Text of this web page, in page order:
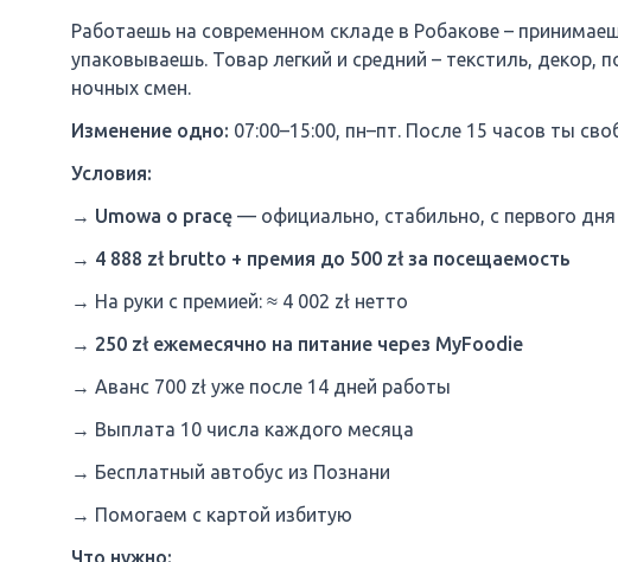
Работаешь на современном складе в Робакове –
упаковываешь. Товар легкий и средний – текстиль, декор,
ночных смен.
Изменение одно: 07:00–15:00, пн–пт. После 15 часов ты
Условия:
→ Umowa o pracę — официально, стабильно, с первого дня
→ 4 888 zł brutto + премия до 500 zł за посещаемость
→ На руки с премией: ≈ 4 002 zł нетто
→ 250 zł ежемесячно на питание через MyFoodie
→ Аванс 700 zł уже после 14 дней работы
→ Выплата 10 числа каждого месяца
→ Бесплатный автобус из Познани
→ Помогаем с картой избитую
Что нужно: